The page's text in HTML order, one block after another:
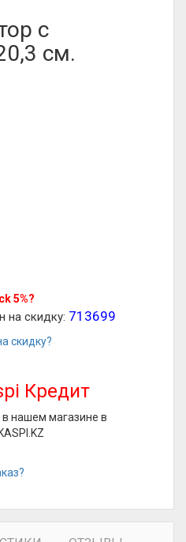
с
см.
5%?
на скидку: 713699
скидку?
Кредит
нашем магазине в